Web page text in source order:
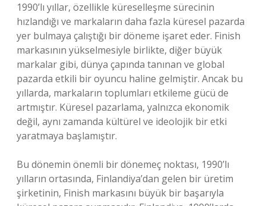
1990’lı yıllar, özellikle küreselleşme sürecinin
hızlandığı ve markaların daha fazla küresel pazarda
yer bulmaya çalıştığı bir döneme işaret eder. Finish
markasının yükselmesiyle birlikte, diğer büyük
markalar gibi, dünya çapında tanınan ve global
pazarda etkili bir oyuncu haline gelmiştir. Ancak bu
yıllarda, markaların toplumları etkileme gücü de
artmıştır. Küresel pazarlama, yalnızca ekonomik
değil, aynı zamanda kültürel ve ideolojik bir etki
yaratmaya başlamıştır.
Bu dönemin önemli bir dönemeç noktası, 1990’lı
yılların ortasında, Finlandiya’dan gelen bir üretim
şirketinin, Finish markasını büyük bir başarıyla